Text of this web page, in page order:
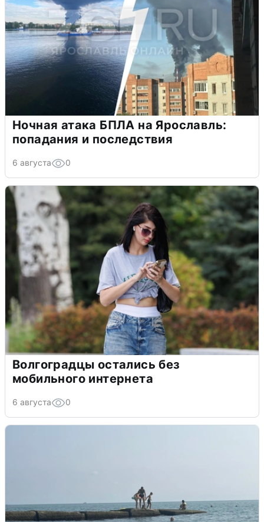
Ночная атака БПЛА на Ярославль:
попадания и последствия
6 августа 0
Волгоградцы остались без
мобильного интернета
6 августа 0